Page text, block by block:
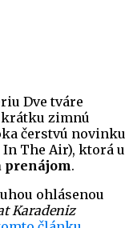
Dve tváre
zimnú
čerstvú novinku
The Air), ktorá u
prenájom.
ohlásenou
Karadeniz